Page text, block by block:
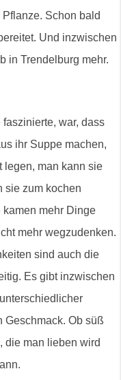
Schon bald
Und inzwischen
in Trendelburg mehr.
war, dass
ihr Suppe machen,
legen, man kann sie
sie zum kochen
kamen mehr Dinge
mehr wegzudenken.
sind auch die
Es gibt inzwischen
Geschmack. Ob süß
die man lieben wird